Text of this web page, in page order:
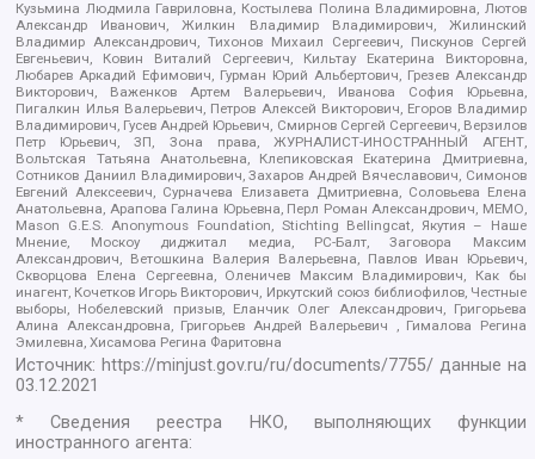
Кузьмина Людмила Гавриловна, Костылева Полина Владимировна, Лютов
Александр Иванович, Жилкин Владимир Владимирович, Жилинский
Владимир Александрович, Тихонов Михаил Сергеевич, Пискунов Сергей
Евгеньевич, Ковин Виталий Сергеевич, Кильтау Екатерина Викторовна,
Любарев Аркадий Ефимович, Гурман Юрий Альбертович, Грезев Александр
Викторович, Важенков Артем Валерьевич, Иванова София Юрьевна,
Пигалкин Илья Валерьевич, Петров Алексей Викторович, Егоров Владимир
Владимирович, Гусев Андрей Юрьевич, Смирнов Сергей Сергеевич, Верзилов
Петр Юрьевич, ЗП, Зона права, ЖУРНАЛИСТ-ИНОСТРАННЫЙ АГЕНТ,
Вольтская Татьяна Анатольевна, Клепиковская Екатерина Дмитриевна,
Сотников Даниил Владимирович, Захаров Андрей Вячеславович, Симонов
Евгений Алексеевич, Сурначева Елизавета Дмитриевна, Соловьева Елена
Анатольевна, Арапова Галина Юрьевна, Перл Роман Александрович, МЕМО,
Mason G.E.S. Anonymous Foundation, Stichting Bellingcat, Якутия – Наше
Мнение, Москоу диджитал медиа, РС-Балт, Заговора Максим
Александрович, Ветошкина Валерия Валерьевна, Павлов Иван Юрьевич,
Скворцова Елена Сергеевна, Оленичев Максим Владимирович, Как бы
инагент, Кочетков Игорь Викторович, Иркутский союз библиофилов, Честные
выборы, Нобелевский призыв, Еланчик Олег Александрович, Григорьева
Алина Александровна, Григорьев Андрей Валерьевич , Гималова Регина
Эмилевна, Хисамова Регина Фаритовна
Источник: https://minjust.gov.ru/ru/documents/7755/ данные на
03.12.2021
* Сведения реестра НКО, выполняющих функции
иностранного агента: